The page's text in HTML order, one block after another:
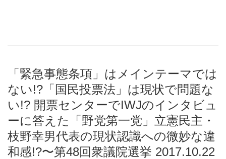
「緊急事態条項」はメインテーマでは
ない!?「国民投票法」は現状で問題な
い!? 開票センターでIWJのインタビュ
ーに答えた「野党第一党」立憲民主・
枝野幸男代表の現状認識への微妙な違
和感!?〜第48回衆議院選挙 2017.10.22